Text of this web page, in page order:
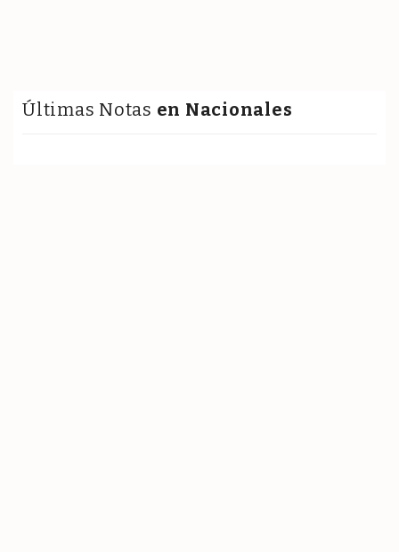
Últimas Notas en Nacionales